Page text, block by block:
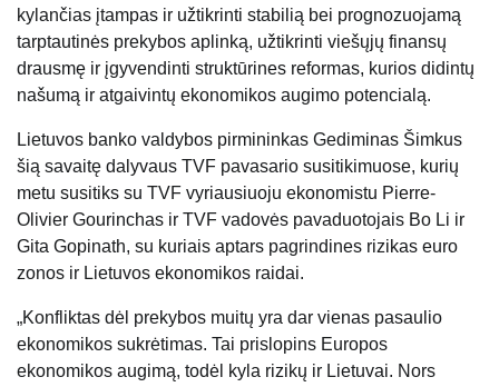
kylančias įtampas ir užtikrinti stabilią bei prognozuojamą
tarptautinės prekybos aplinką, užtikrinti viešųjų finansų
drausmę ir įgyvendinti struktūrines reformas, kurios didintų
našumą ir atgaivintų ekonomikos augimo potencialą.
Lietuvos banko valdybos pirmininkas Gediminas Šimkus
šią savaitę dalyvaus TVF pavasario susitikimuose, kurių
metu susitiks su TVF vyriausiuoju ekonomistu Pierre-
Olivier Gourinchas ir TVF vadovės pavaduotojais Bo Li ir
Gita Gopinath, su kuriais aptars pagrindines rizikas euro
zonos ir Lietuvos ekonomikos raidai.
„Konfliktas dėl prekybos muitų yra dar vienas pasaulio
ekonomikos sukrėtimas. Tai prislopins Europos
ekonomikos augimą, todėl kyla rizikų ir Lietuvai. Nors